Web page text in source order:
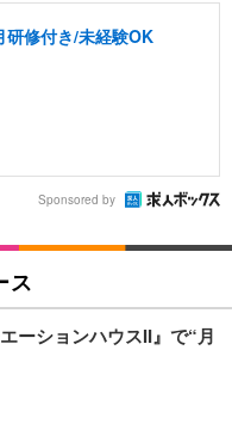
研修付き/未経験OK
Sponsored by
ス
ーションハウスII』で“月